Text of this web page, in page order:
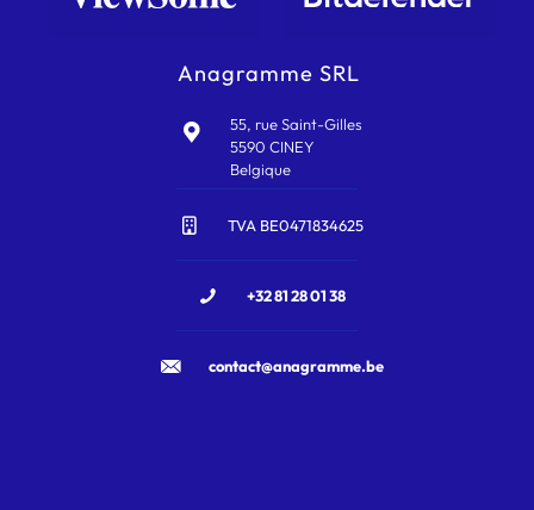
Anagramme SRL
55, rue Saint-Gilles
5590 CINEY
Belgique
TVA BE0471834625
+32 81 28 01 38
contact@anagramme.be